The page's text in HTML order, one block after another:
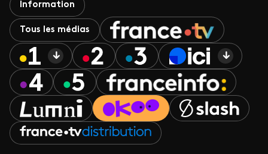
Information
Tous les médias